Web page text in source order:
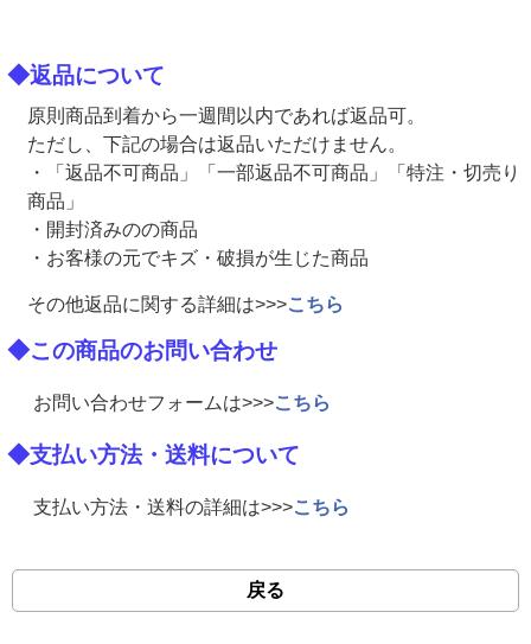
◆返品について
原則商品到着から一週間以内であれば返品可。
ただし、下記の場合は返品いただけません。
・「返品不可商品」「一部返品不可商品」「特注・切売り
商品」
・開封済みのの商品
・お客様の元でキズ・破損が生じた商品
その他返品に関する詳細は>>>こちら
◆この商品のお問い合わせ
お問い合わせフォームは>>>こちら
◆支払い方法・送料について
支払い方法・送料の詳細は>>>こちら
戻る